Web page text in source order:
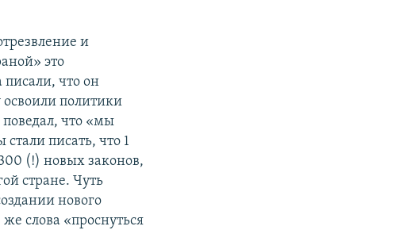
и
это
писали, что он
освоили политики
что «мы
писать, что 1
(!) новых законов,
стране. Чуть
нового
слова «проснуться